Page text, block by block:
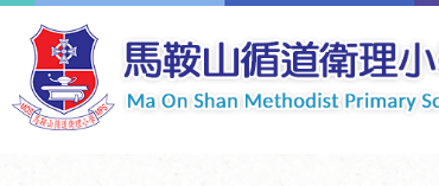
移至主內容